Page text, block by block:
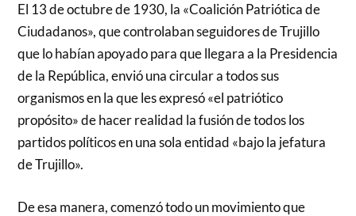
El 13 de octubre de 1930, la «Coalición Patriótica de
Ciudadanos», que controlaban seguidores de Trujillo
que lo habían apoyado para que llegara a la Presidencia
de la República, envió una circular a todos sus
organismos en la que les expresó «el patriótico
propósito» de hacer realidad la fusión de todos los
partidos políticos en una sola entidad «bajo la jefatura
de Trujillo».
De esa manera, comenzó todo un movimiento que